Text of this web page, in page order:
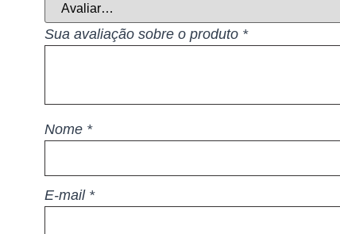
Sua avaliação sobre o produto *
Nome *
E-mail *